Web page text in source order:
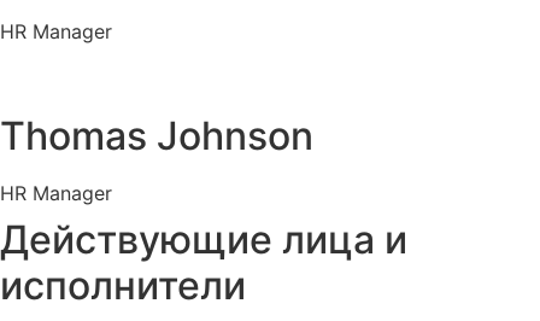
HR Manager
Thomas Johnson
HR Manager
Действующие лица и
исполнители